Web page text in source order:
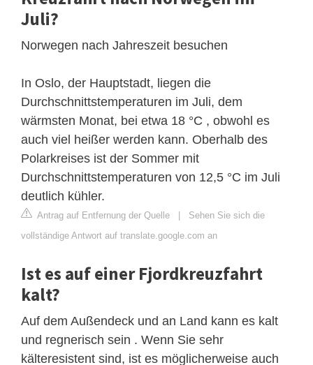
Juli?
Norwegen nach Jahreszeit besuchen
In Oslo, der Hauptstadt, liegen die
Durchschnittstemperaturen im Juli, dem
wärmsten Monat, bei etwa 18 °C , obwohl es
auch viel heißer werden kann. Oberhalb des
Polarkreises ist der Sommer mit
Durchschnittstemperaturen von 12,5 °C im Juli
deutlich kühler.
Antrag auf Entfernung der Quelle | Sehen Sie sich die
vollständige Antwort auf translate.google.com an
Ist es auf einer Fjordkreuzfahrt
kalt?
Auf dem Außendeck und an Land kann es kalt
und regnerisch sein . Wenn Sie sehr
kälteresistent sind, ist es möglicherweise auch